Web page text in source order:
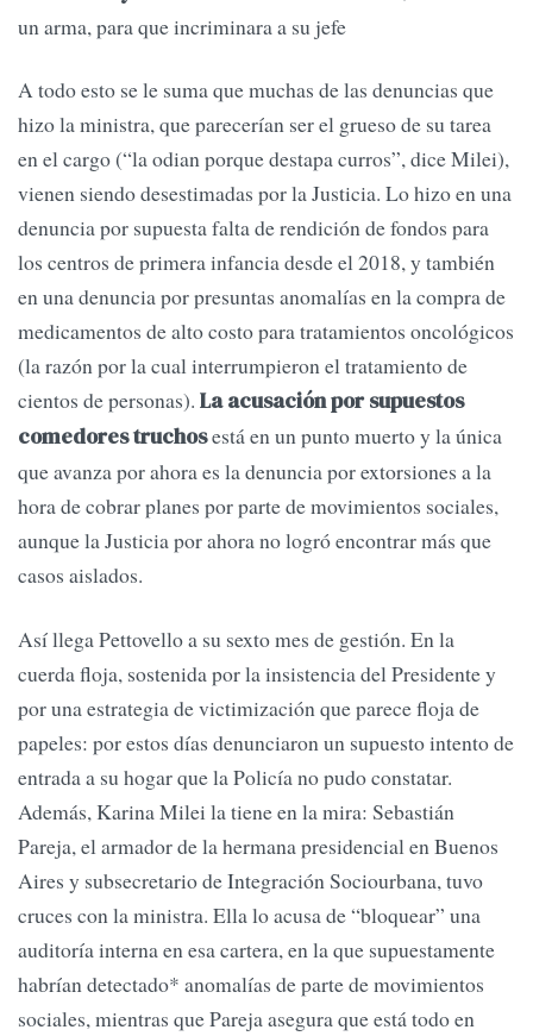
un arma, para que incriminara a su jefe
A todo esto se le suma que muchas de las denuncias que
hizo la ministra, que parecerían ser el grueso de su tarea
en el cargo (“la odian porque destapa curros”, dice Milei),
vienen siendo desestimadas por la Justicia. Lo hizo en una
denuncia por supuesta falta de rendición de fondos para
los centros de primera infancia desde el 2018, y también
en una denuncia por presuntas anomalías en la compra de
medicamentos de alto costo para tratamientos oncológicos
(la razón por la cual interrumpieron el tratamiento de
cientos de personas). La acusación por supuestos
comedores truchosestá en un punto muerto y la única
que avanza por ahora es la denuncia por extorsiones a la
hora de cobrar planes por parte de movimientos sociales,
aunque la Justicia por ahora no logró encontrar más que
casos aislados.
Así llega Pettovello a su sexto mes de gestión. En la
cuerda floja, sostenida por la insistencia del Presidente y
por una estrategia de victimización que parece floja de
papeles: por estos días denunciaron un supuesto intento de
entrada a su hogar que la Policía no pudo constatar.
Además, Karina Milei la tiene en la mira: Sebastián
Pareja, el armador de la hermana presidencial en Buenos
Aires y subsecretario de Integración Sociourbana, tuvo
cruces con la ministra. Ella lo acusa de “bloquear” una
auditoría interna en esa cartera, en la que supuestamente
habrían detectado* anomalías de parte de movimientos
sociales, mientras que Pareja asegura que está todo en